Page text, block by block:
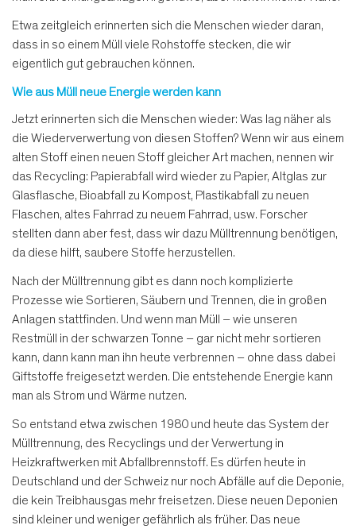
Etwa zeitgleich erinnerten sich die Menschen wieder daran,
dass in so einem Müll viele Rohstoffe stecken, die wir
eigentlich gut gebrauchen können.
Wie aus Müll neue Energie werden kann
Jetzt erinnerten sich die Menschen wieder: Was lag näher als
die Wiederverwertung von diesen Stoffen? Wenn wir aus einem
alten Stoff einen neuen Stoff gleicher Art machen, nennen wir
das Recycling: Papierabfall wird wieder zu Papier, Altglas zur
Glasflasche, Bioabfall zu Kompost, Plastikabfall zu neuen
Flaschen, altes Fahrrad zu neuem Fahrrad, usw. Forscher
stellten dann aber fest, dass wir dazu Mülltrennung benötigen,
da diese hilft, saubere Stoffe herzustellen.
Nach der Mülltrennung gibt es dann noch komplizierte
Prozesse wie Sortieren, Säubern und Trennen, die in großen
Anlagen stattfinden. Und wenn man Müll – wie unseren
Restmüll in der schwarzen Tonne – gar nicht mehr sortieren
kann, dann kann man ihn heute verbrennen – ohne dass dabei
Giftstoffe freigesetzt werden. Die entstehende Energie kann
man als Strom und Wärme nutzen.
So entstand etwa zwischen 1980 und heute das System der
Mülltrennung, des Recyclings und der Verwertung in
Heizkraftwerken mit Abfallbrennstoff. Es dürfen heute in
Deutschland und der Schweiz nur noch Abfälle auf die Deponie,
die kein Treibhausgas mehr freisetzen. Diese neuen Deponien
sind kleiner und weniger gefährlich als früher. Das neue